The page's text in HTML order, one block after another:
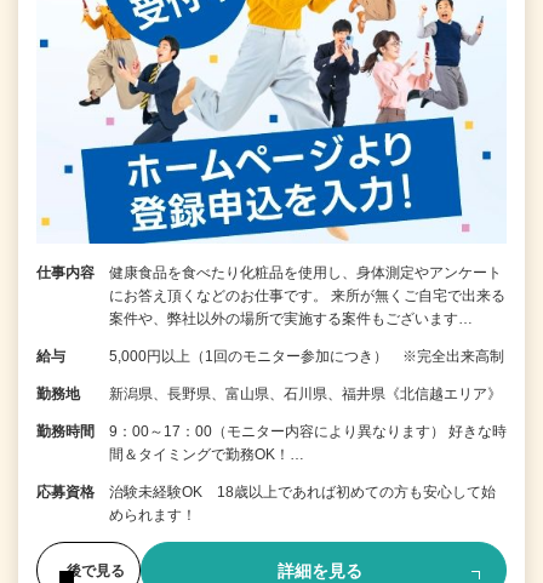
仕事内容
健康食品を食べたり化粧品を使用し、身体測定やアンケート
にお答え頂くなどのお仕事です。 来所が無くご自宅で出来る
案件や、弊社以外の場所で実施する案件もございます…
給与 5,000円以上（1回のモニター参加につき） ※完全出来高制
勤務地 新潟県、長野県、富山県、石川県、福井県《北信越エリア》
勤務時間
9：00～17：00（モニター内容により異なります） 好きな時
間＆タイミングで勤務OK！…
応募資格
治験未経験OK 18歳以上であれば初めての方も安心して始
められます！
後で見る 詳細を見る